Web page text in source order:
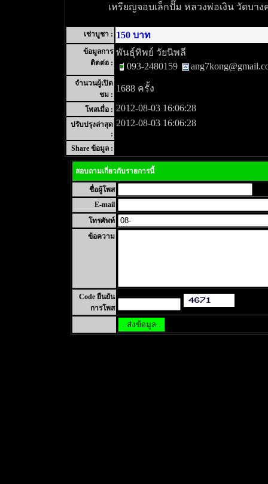
เหรียญจอบเล็กปั๊ม หลวงพ่อเงิน วัดบาง
เช่าบูชา : 150 บาท
ข้อมูลการ
ติดต่อ :
พันธุ์ทิพย์ วัยนิพลี
093-2480159
จำนวนผู้เปิด
ชม :
1688 ครั้ง
โพสเมื่อ : 2012-08-03 16:06:28
ปรับปรุงล่าสุด
:
2012-08-03 16:06:28
Share ข้อมูล :
สอบถามเกี่ยวกับรายการนี้
ชื่อผู้โพส
E-mail
โทรศัพท์
ข้อความ
Code ยืนยัน
การโพส